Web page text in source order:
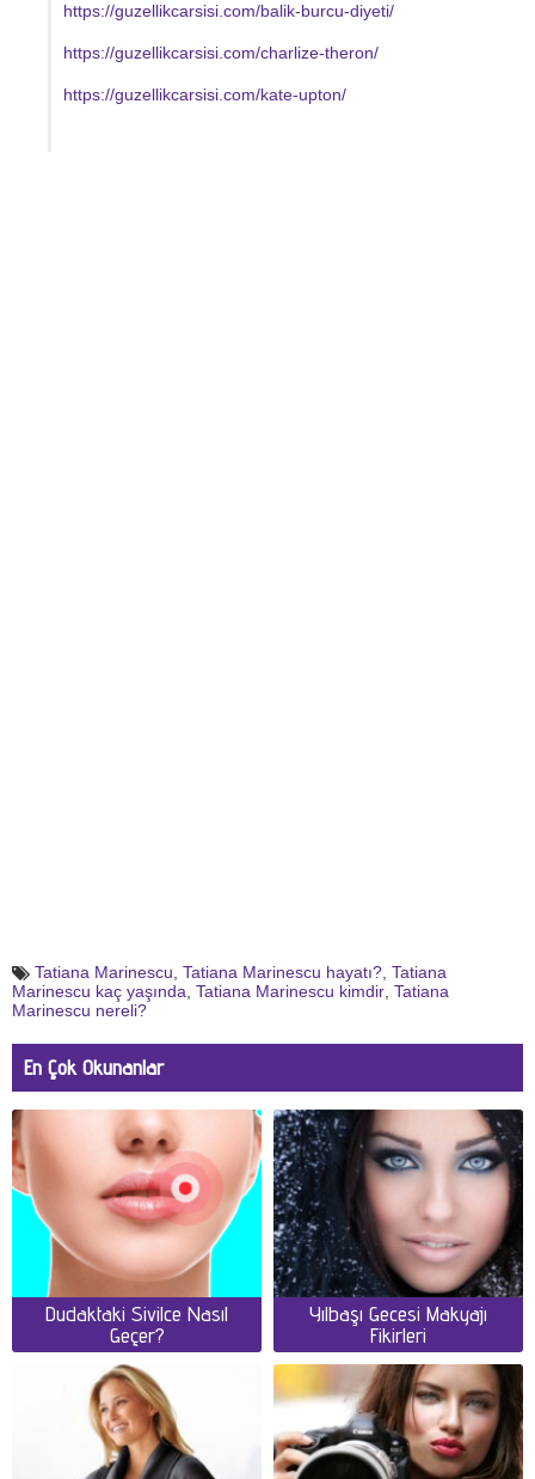
https://guzellikcarsisi.com/balik-burcu-diyeti/
https://guzellikcarsisi.com/charlize-theron/
https://guzellikcarsisi.com/kate-upton/
Tatiana Marinescu, Tatiana Marinescu hayatı?, Tatiana
Marinescu kaç yaşında, Tatiana Marinescu kimdir, Tatiana
Marinescu nereli?
En Çok Okunanlar
Dudaktaki Sivilce Nasıl
Geçer?
Yılbaşı Gecesi Makyajı
Fikirleri